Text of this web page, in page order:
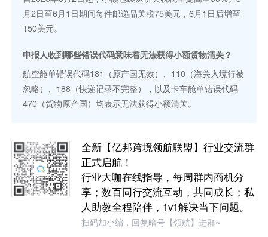
月2日至6月1日期间每件邮递品关税75美元，6月1日后增至
150美元。
申报人收到哪些错误代码意味着无法获得小额货物清关？
航空舱单错误代码181（原产国无效）、110（海关入境行被
忽略）、188（快递记录不完整），以及卡车舱单错误代码
470（货物原产国）均表示无法获得小额清关。
全新【亿邦跨境领航联盟】行业交流群
正式启航！
行业大咖在线指导，每周群内商机分
享；数百同行交流互动，共同成长；私
人助教全程陪伴，1v1解决当下问题。
扫码加小编，回复暗号【领航】进群~